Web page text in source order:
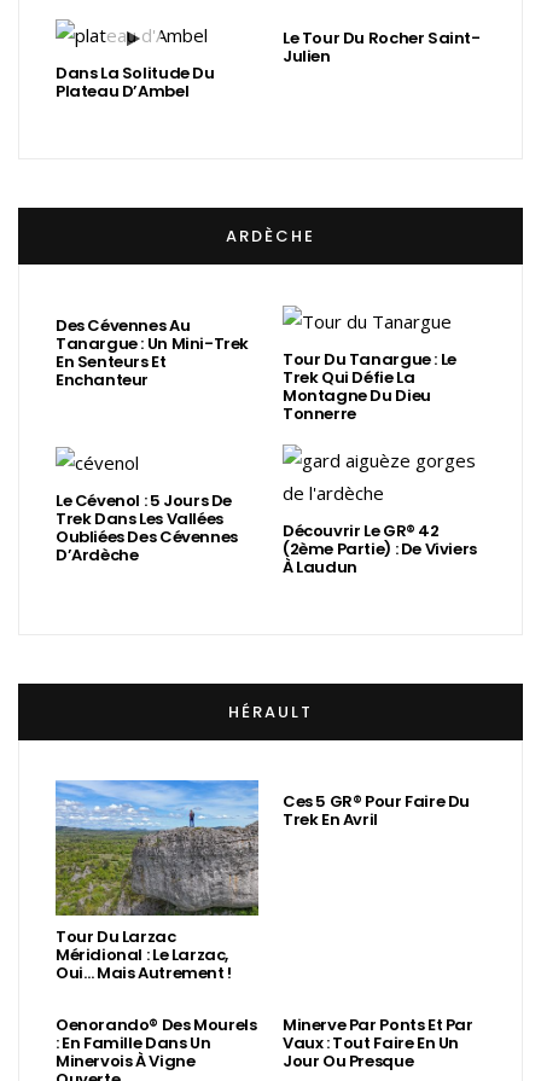
Dans La Solitude Du
Plateau D’Ambel
Le Tour Du Rocher Saint-
Julien
ARDÈCHE
Des Cévennes Au
Tanargue : Un Mini-Trek
En Senteurs Et
Enchanteur
Tour Du Tanargue : Le
Trek Qui Défie La
Montagne Du Dieu
Tonnerre
Le Cévenol : 5 Jours De
Trek Dans Les Vallées
Oubliées Des Cévennes
D’Ardèche
Découvrir Le GR® 42
(2ème Partie) : De Viviers
À Laudun
HÉRAULT
Tour Du Larzac
Méridional : Le Larzac,
Oui… Mais Autrement !
Ces 5 GR® Pour Faire Du
Trek En Avril
Oenorando® Des Mourels
: En Famille Dans Un
Minervois À Vigne
Minerve Par Ponts Et Par
Vaux : Tout Faire En Un
Jour Ou Presque